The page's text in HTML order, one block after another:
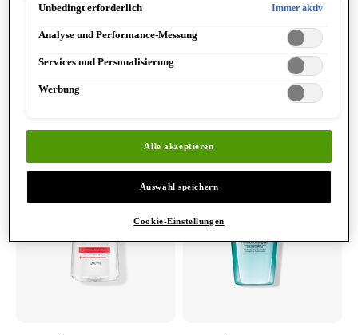
6 PRODUKTE
speichern"). Die Auswahl kann jederzeit unter dem Link "Cookie-
Datenschutzinformationen.
Unbedingt erforderlich Immer aktiv
Analyse und Performance-Messung
Services und Personalisierung
Werbung
Alle akzeptieren
Auswahl speichern
Cookie-Einstellungen